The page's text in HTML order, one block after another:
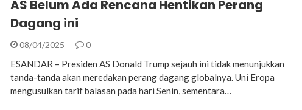
AS Belum Ada Rencana Hentikan Perang
Dagang ini
08/04/2025 0
ESANDAR – Presiden AS Donald Trump sejauh ini tidak menunjukkan
tanda-tanda akan meredakan perang dagang globalnya. Uni Eropa
mengusulkan tarif balasan pada hari Senin, sementara…